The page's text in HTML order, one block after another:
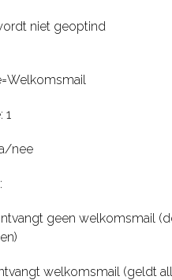
niet geoptind
1
nee
geen welkomsmail
welkomsmail (geldt